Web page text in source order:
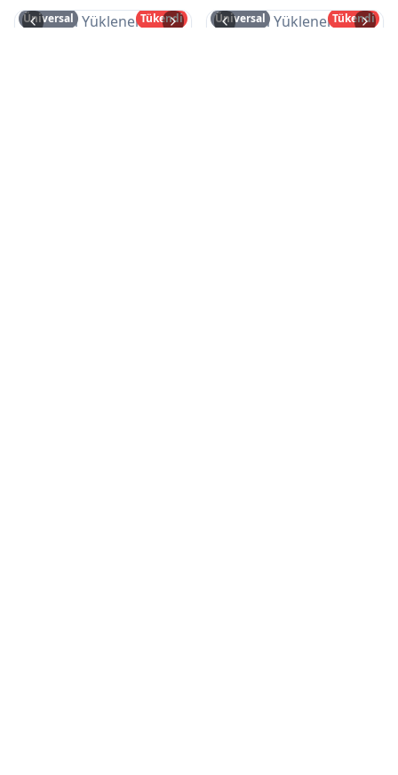
Resim Yüklenemedi
Üniversal
Tükendi
Resim Yüklenemedi
Üniversal
Tükendi